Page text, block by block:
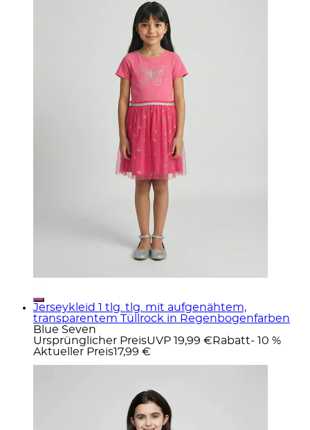
Jerseykleid 1 tlg. tlg. mit aufgenähtem,
transparentem Tüllrock in Regenbogenfarben
Blue Seven
Ursprünglicher PreisUVP 19,99 € Rabatt- 10 %
Aktueller Preis17,99 €